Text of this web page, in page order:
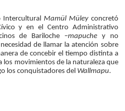
Intercultural Mamül Müleyconcretó
y en el Centro Administrativo
de Bariloche –mapuchey no
de llamar la atención sobre
de concebir el tiempo distinta a
los movimientos de la naturaleza que
los conquistadores del Wallmapu.